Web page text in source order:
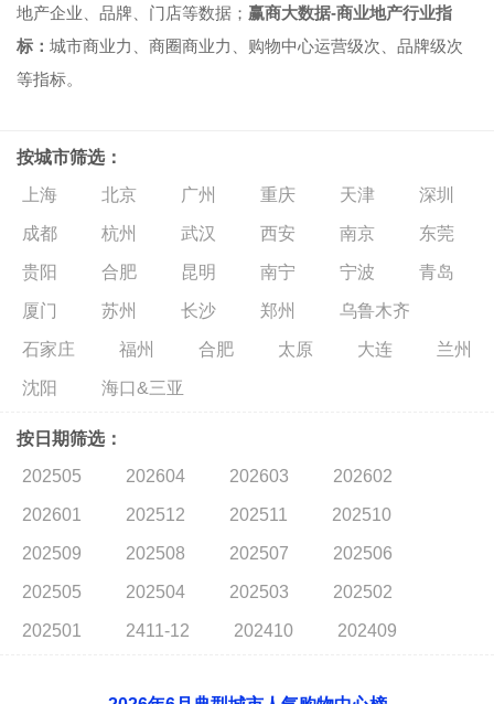
地产企业、品牌、门店等数据； 赢商大数据-商业地产行业指
标： 城市商业力、商圈商业力、购物中心运营级次、品牌级次
等指标。
按城市筛选：
上海
北京 广州 重庆 天津 深圳
成都 杭州 武汉 西安 南京 东莞
贵阳 合肥 昆明 南宁 宁波 青岛
厦门 苏州 长沙 郑州 乌鲁木齐
石家庄 福州 合肥 太原 大连 兰州
沈阳 海口&三亚
按日期筛选：
202505
202604 202603 202602
202601 202512 202511 202510
202509 202508 202507 202506
202505 202504 202503 202502
202501 2411-12 202410 202409